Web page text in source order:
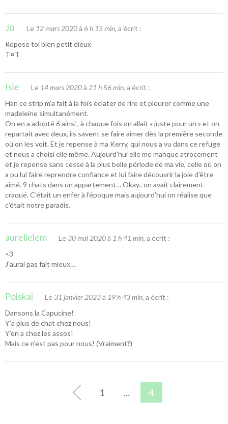
Jū Le 12 mars 2020à 6 h 15 min, a écrit :
Repose toi bien petit dieux
T¤T
Isie Le 14 mars 2020à 21 h 56 min, a écrit :
Han ce strip m’a fait à la fois éclater de rire et pleurer comme une
madeleine simultanément.
On en a adopté 6 ainsi , à chaque fois on allait « juste pour un » et on
repartait avec deux, ils savent se faire aimer dès la première seconde
où on les voit. Et je repense à ma Kerry, qui nous a vu dans ce refuge
et nous a choisi elle même. Aujourd’hui elle me manque atrocement
et je repense sans cesse à la plus belle période de ma vie, celle où on
a pu lui faire reprendre confiance et lui faire découvrir la joie d’être
aimé. 9 chats dans un appartement… Okay.. on avait clairement
craqué. C’était un enfer à l’époque mais aujourd’hui on réalise que
c’était notre paradis.
aurelielem Le 30 mai 2020à 1 h 41 min, a écrit :
<3
J'aurai pas fait mieux…
Poiskaï Le 31 janvier 2023à 19 h 43 min, a écrit :
Dansons la Capucine!
Y’a plus de chat chez nous!
Y’en a chez les assos!
Mais ce n’est pas pour nous! (Vraiment?)
1 … 4